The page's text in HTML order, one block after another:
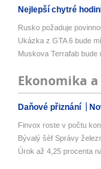
Nejlepší chytré
Rusko požaduje
Ukázka z GTA 6 bude
Muskova Terrafab bude
Ekonomika
Daňové přiznání
Finvox roste v počtu
Bývalý šéf Správy
Úrok až 4,25 procenta